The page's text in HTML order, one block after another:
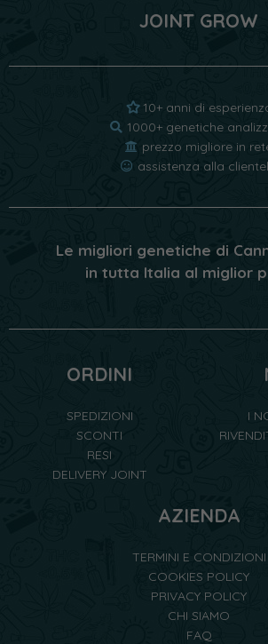
JOINT GROW
10+ anni di
1000+ genetiche
prezzo migliore in
assistenza alla
Le migliori genetiche di
in tutta Italia al miglior
ORDINI
SPEDIZIONI
SCONTI
RESI
DELIVERY JOINT
I
AZIENDA
TERMINI E CONDIZIONI
COOKIES POLICY
PRIVACY POLICY
CHI SIAMO
FAQ